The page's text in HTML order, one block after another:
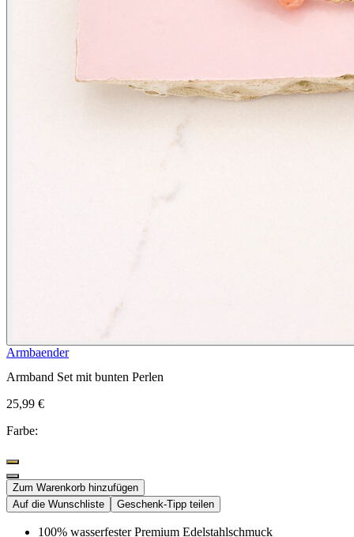
Armbaender
Armband Set mit bunten Perlen
25,99 €
Farbe:
Zum Warenkorb hinzufügen
Auf die Wunschliste
Geschenk-Tipp teilen
100% wasserfester Premium Edelstahlschmuck